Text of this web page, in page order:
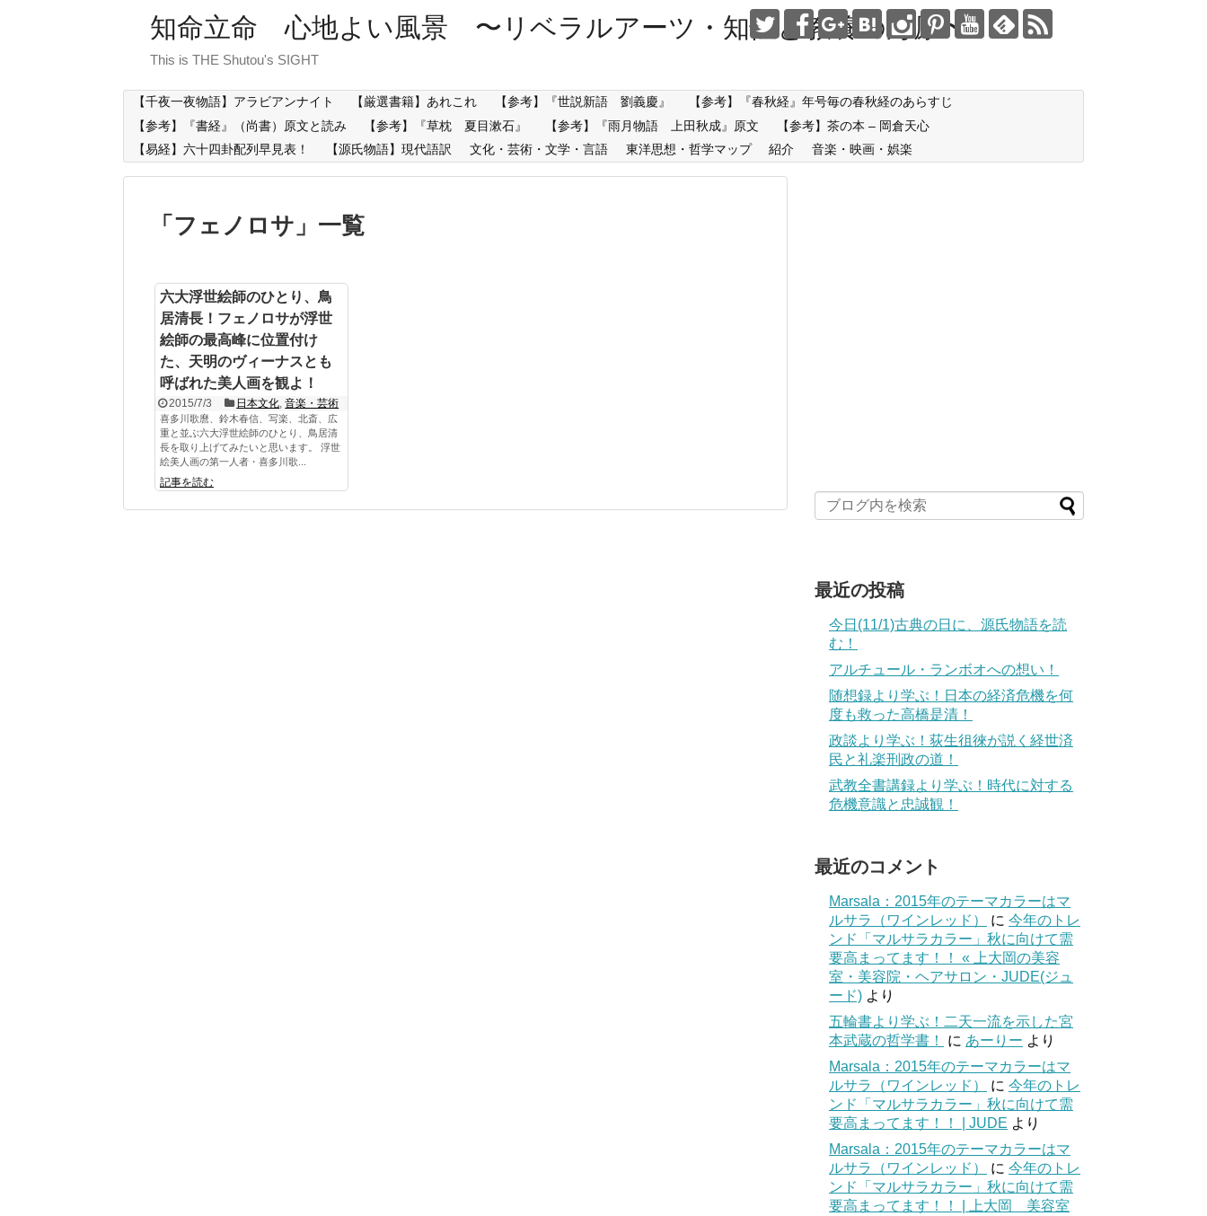
知命立命 心地よい風景 〜リベラルアーツ・知性と教養の海原〜
This is THE Shutou's SIGHT
【千夜一夜物語】アラビアンナイト 【厳選書籍】あれこれ 【参考】『世説新語 劉義慶』
【参考】『春秋経』年号毎の春秋経のあらすじ
【参考】『書経』（尚書）原文と読み
【参考】『草枕 夏目漱石』 【参考】『雨月物語 上田秋成』原文
【参考】茶の本 – 岡倉天心
【易経】六十四卦配列早見表！
【源氏物語】現代語訳 文化・芸術・文学・言語 東洋思想・哲学マップ 紹介 音楽・映画・娯楽
「 フェノロサ 」 一覧
六大浮世絵師のひとり、鳥
居清長！フェノロサが浮世
絵師の最高峰に位置付け
た、天明のヴィーナスとも
呼ばれた美人画を観よ！
2015/7/3 日本文化,音楽・芸術
喜多川歌麿、鈴木春信、写楽、北斎、広
重と並ぶ六大浮世絵師のひとり、鳥居清
長を取り上げてみたいと思います。 浮世
絵美人画の第一人者・喜多川歌...
記事を読む
最近の投稿
今日(11/1)古典の日に、源氏物語を読
む！
アルチュール・ランボオへの想い！
随想録より学ぶ！日本の経済危機を何
度も救った高橋是清！
政談より学ぶ！荻生徂徠が説く経世済
民と礼楽刑政の道！
武教全書講録より学ぶ！時代に対する
危機意識と忠誠観！
最近のコメント
Marsala：2015年のテーマカラーはマ
ルサラ（ワインレッド）
に 今年のトレ
ンド「マルサラカラー」秋に向けて需
要高まってます！！ « 上大岡の美容
室・美容院・ヘアサロン・JUDE(ジュ
ード) より
五輪書より学ぶ！二天一流を示した宮
本武蔵の哲学書！
に あーりー より
Marsala：2015年のテーマカラーはマ
ルサラ（ワインレッド）
に 今年のトレ
ンド「マルサラカラー」秋に向けて需
要高まってます！！ | JUDE より
Marsala：2015年のテーマカラーはマ
ルサラ（ワインレッド）
に 今年のトレ
ンド「マルサラカラー」秋に向けて需
要高まってます！！ | 上大岡 美容室